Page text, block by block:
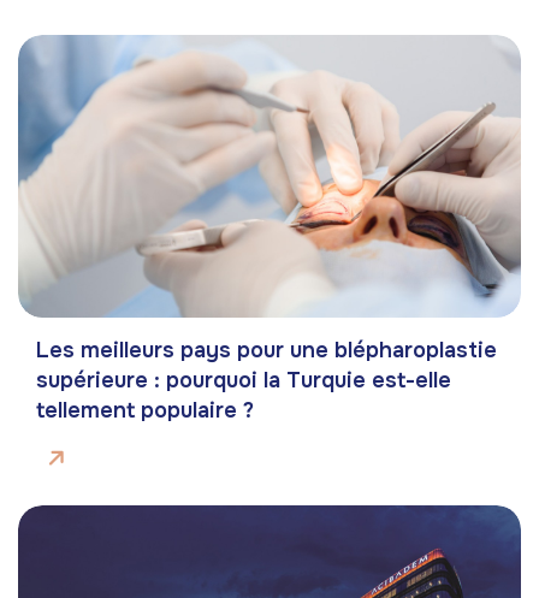
Les meilleurs pays pour une blépharoplastie
supérieure : pourquoi la Turquie est-elle
tellement populaire ?